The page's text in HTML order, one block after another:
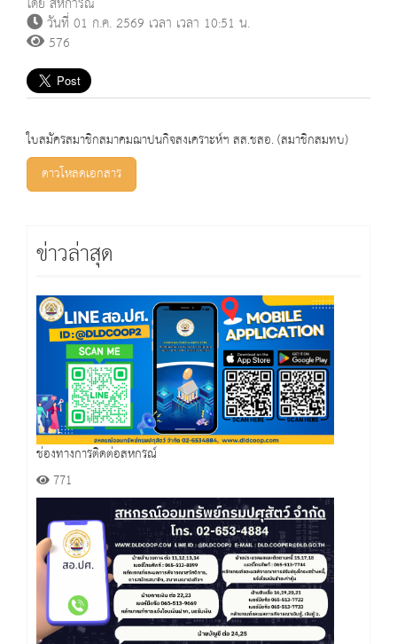
วันที่ 01 ก.ค. 2569 เวลา เวลา 10:51 น.
576
ใบสมัครสมาชิกสมาคมฌาปนกิจสงเคราะห์ฯ สส.ชสอ. (สมาชิกสมทบ)
ดาวโหลดเอกสาร
ข่าวล่าสุด
ช่องทางการติดต่อสหกรณ์
771